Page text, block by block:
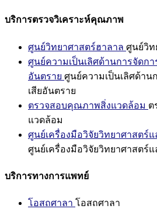
บริการตรวจวิเคราะห์คุณภาพ
ศูนย์วิทยาศาสตร์ฮาลาล ศูนย์วิท
ศูนย์ความเป็นเลิศด้านการจัดกา
อันตราย ศูนย์ความเป็นเลิศด้าน
เสียอันตราย
ตรวจสอบคุณภาพสิ่งแวดล้อม ต
แวดล้อม
ศูนย์เครื่องมือวิจัยวิทยาศาสตร์แ
ศูนย์เครื่องมือวิจัยวิทยาศาสตร์แ
บริการทางการแพทย์
โอสถศาลา โอสถศาลา